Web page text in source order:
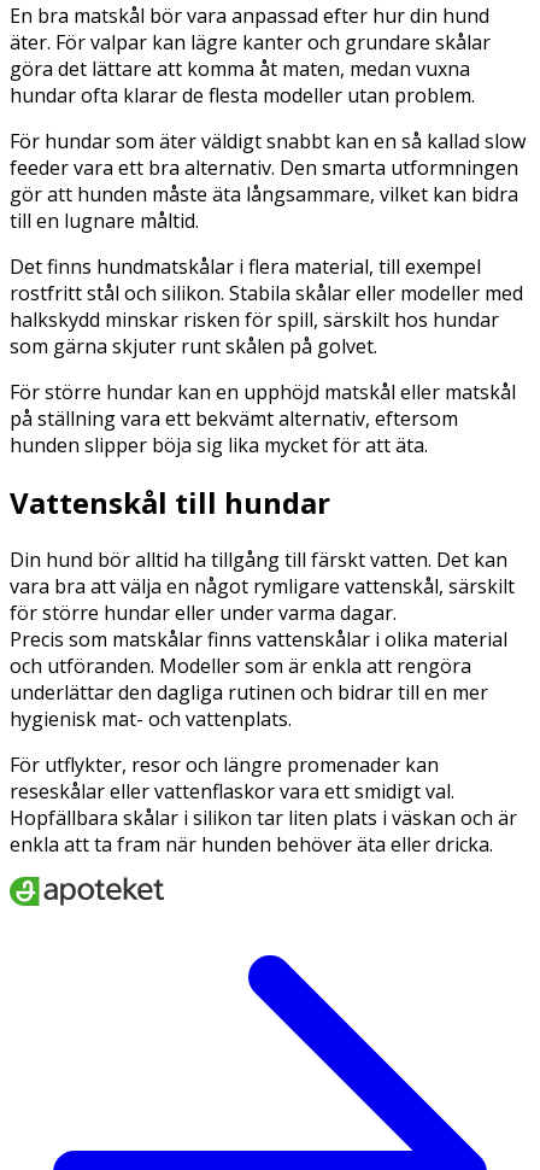
En bra matskål bör vara anpassad efter hur din hund
äter. För valpar kan lägre kanter och grundare skålar
göra det lättare att komma åt maten, medan vuxna
hundar ofta klarar de flesta modeller utan problem.
För hundar som äter väldigt snabbt kan en så kallad slow
feeder vara ett bra alternativ. Den smarta utformningen
gör att hunden måste äta långsammare, vilket kan bidra
till en lugnare måltid.
Det finns hundmatskålar i flera material, till exempel
rostfritt stål och silikon. Stabila skålar eller modeller med
halkskydd minskar risken för spill, särskilt hos hundar
som gärna skjuter runt skålen på golvet.
För större hundar kan en upphöjd matskål eller matskål
på ställning vara ett bekvämt alternativ, eftersom
hunden slipper böja sig lika mycket för att äta.
Vattenskål till hundar
Din hund bör alltid ha tillgång till färskt vatten. Det kan
vara bra att välja en något rymligare vattenskål, särskilt
för större hundar eller under varma dagar.
Precis som matskålar finns vattenskålar i olika material
och utföranden. Modeller som är enkla att rengöra
underlättar den dagliga rutinen och bidrar till en mer
hygienisk mat- och vattenplats.
För utflykter, resor och längre promenader kan
reseskålar eller vattenflaskor vara ett smidigt val.
Hopfällbara skålar i silikon tar liten plats i väskan och är
enkla att ta fram när hunden behöver äta eller dricka.